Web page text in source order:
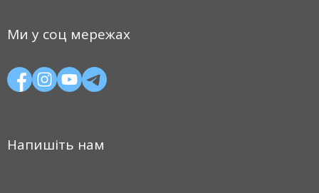
Ми у соц мережах
Напишіть нам